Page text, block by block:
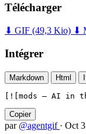
Télécharger
⬇ GIF (49,3 Kio) ⬇
Intégrer
Markdown Html
[![mods — AI in
Copier
par @agentgif · Oct